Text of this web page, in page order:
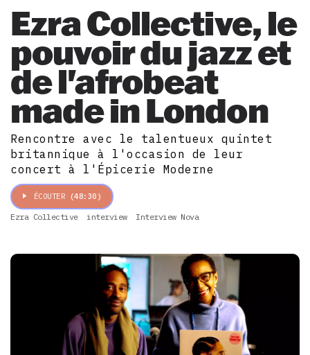
Ezra Collective, le
pouvoir du jazz et
de l'afrobeat
made in London
Rencontre avec le talentueux quintet
britannique à l'occasion de leur
concert à l'Épicerie Moderne
ÉCOUTER (48:30)
Ezra Collective interview Interview Nova